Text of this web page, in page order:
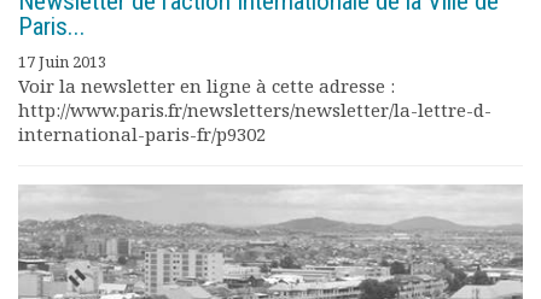
Paris...
17 Juin 2013
Voir la newsletter en ligne à cette adresse :
http://www.paris.fr/newsletters/newsletter/la-lettre-d-
international-paris-fr/p9302